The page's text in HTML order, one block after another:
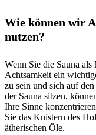
Wie können wir
nutzen?
Wenn Sie die Sauna
Achtsamkeit ein
zu sein und sich auf
der Sauna sitzen,
Ihre Sinne
Sie das Knistern des
ätherischen Öle.